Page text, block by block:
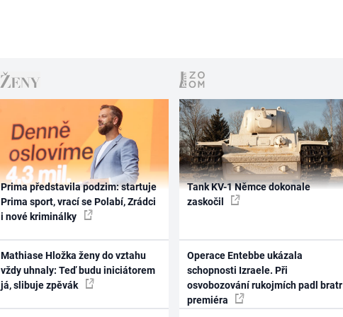
Prima představila podzim: startuje
Prima sport, vrací se Polabí, Zrádci
i nové kriminálky
Mathiase Hložka ženy do vztahu
vždy uhnaly: Teď budu iniciátorem
já, slibuje zpěvák
Tank KV-1 Němce dokonale
zaskočil
Operace Entebbe ukázala
schopnosti Izraele. Při
osvobozování rukojmích padl bratr
premiéra